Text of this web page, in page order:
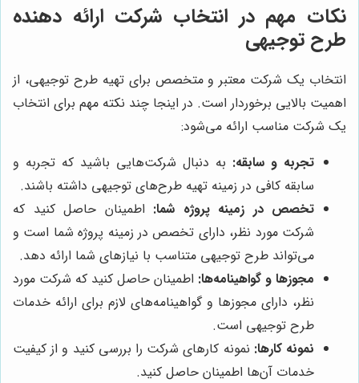
نکات مهم در انتخاب شرکت ارائه دهنده
طرح توجیهی
انتخاب یک شرکت معتبر و متخصص برای تهیه طرح توجیهی، از
اهمیت بالایی برخوردار است. در اینجا چند نکته مهم برای انتخاب
یک شرکت مناسب ارائه می‌شود:
تجربه و سابقه: به دنبال شرکت‌هایی باشید که تجربه و
سابقه کافی در زمینه تهیه طرح‌های توجیهی داشته باشند.
تخصص در زمینه پروژه شما: اطمینان حاصل کنید که
شرکت مورد نظر، دارای تخصص در زمینه پروژه شما است و
می‌تواند طرح توجیهی متناسب با نیازهای شما ارائه دهد.
مجوزها و گواهینامه‌ها: اطمینان حاصل کنید که شرکت مورد
نظر، دارای مجوزها و گواهینامه‌های لازم برای ارائه خدمات
طرح توجیهی است.
نمونه کارها: نمونه کارهای شرکت را بررسی کنید و از کیفیت
خدمات آن‌ها اطمینان حاصل کنید.